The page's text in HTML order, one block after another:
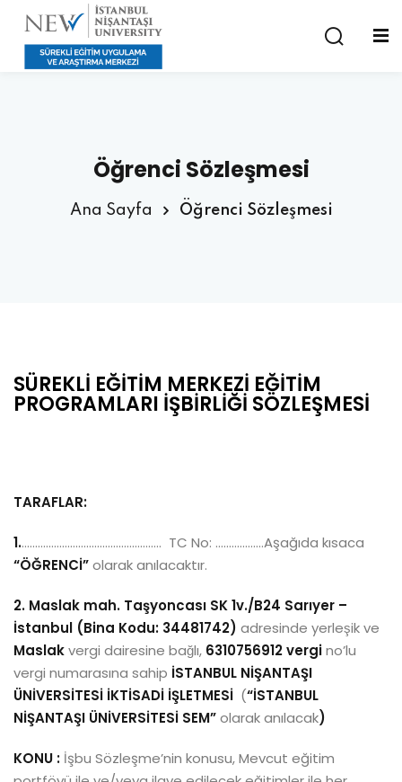
Öğrenci Sözleşmesi
Ana Sayfa Öğrenci Sözleşmesi
SÜREKLİ EĞİTİM MERKEZİ EĞİTİM
PROGRAMLARI İŞBİRLİĞİ SÖZLEŞMESİ
TARAFLAR:
1.……………………………………………. TC No: ………………Aşağıda kısaca
“ÖĞRENCİ”olarak anılacaktır.
2. Maslak mah. Taşyoncası SK 1v./B24 Sarıyer –
İstanbul (Bina Kodu: 34481742) adresinde yerleşik ve
Maslakvergi dairesine bağlı, 6310756912 vergino’lu
vergi numarasına sahip İSTANBUL NİŞANTAŞI
ÜNİVERSİTESİ İKTİSADİ İŞLETMESİ (“İSTANBUL
NİŞANTAŞI ÜNİVERSİTESİ SEM”olarak anılacak)
KONU : İşbu Sözleşme’nin konusu, Mevcut eğitim